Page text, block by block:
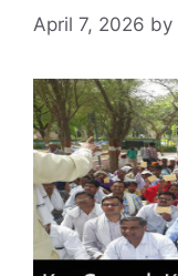
April 7, 2026 by